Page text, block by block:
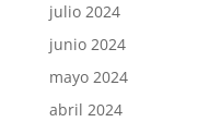
julio 2024
junio 2024
mayo 2024
abril 2024